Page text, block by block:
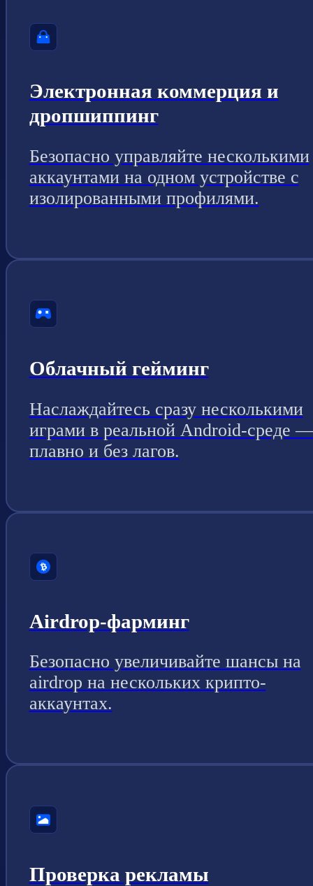
Электронная коммерция и
дропшиппинг
Безопасно управляйте несколькими
аккаунтами на одном устройстве с
изолированными профилями.
Облачный гейминг
Наслаждайтесь сразу несколькими
играми в реальной Android-среде —
плавно и без лагов.
Airdrop-фарминг
Безопасно увеличивайте шансы на
airdrop на нескольких крипто-
аккаунтах.
Проверка рекламы